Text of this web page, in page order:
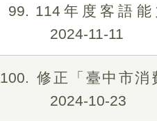
99
114年度客語
2024-11-11
100
修正「臺中市消
2024-10-23